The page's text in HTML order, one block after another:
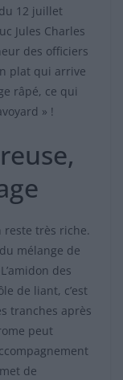
12 juillet
Jules Charles
des officiers
plat qui arrive
râpé, ce qui
» !
reste très riche.
mélange de
des
de liant, c’est
tranches après
peut
de